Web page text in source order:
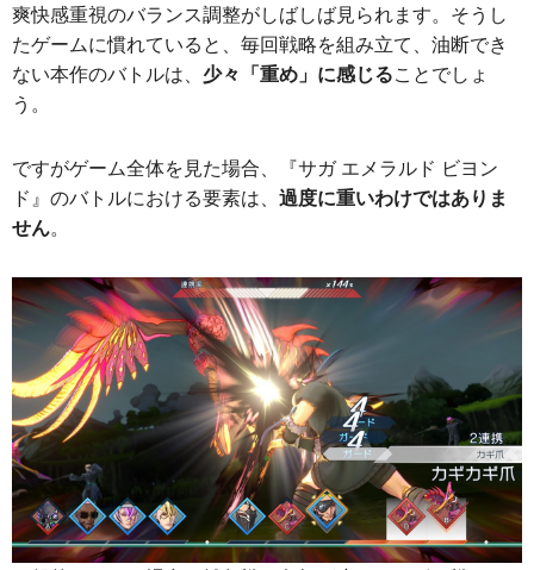
爽快感重視のバランス調整がしばしば見られます。そうし
たゲームに慣れていると、毎回戦略を組み立て、油断でき
ない本作のバトルは、 少々「重め」に感じることでしょ
う。
ですがゲーム全体を見た場合、『サガ エメラルド ビヨン
ド』のバトルにおける要素は、 過度に重いわけではありま
せん。